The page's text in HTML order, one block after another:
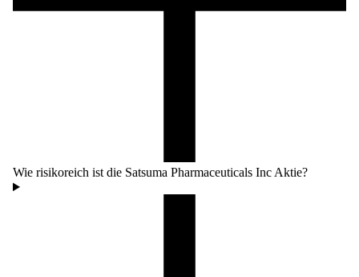
Wie risikoreich ist die Satsuma Pharmaceuticals Inc Aktie?